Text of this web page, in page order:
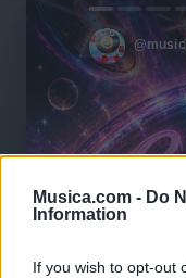
Musica.com - Do
Information
If you wish to opt-out